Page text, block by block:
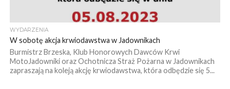
WYDARZENIA
W sobotę akcja krwiodawstwa w Jadownikach
Burmistrz Brzeska, Klub Honorowych Dawców Krwi
MotoJadowniki oraz Ochotnicza Straż Pożarna w Jadownikach
zapraszają na koleją akcję krwiodawstwa, która odbędzie się 5...